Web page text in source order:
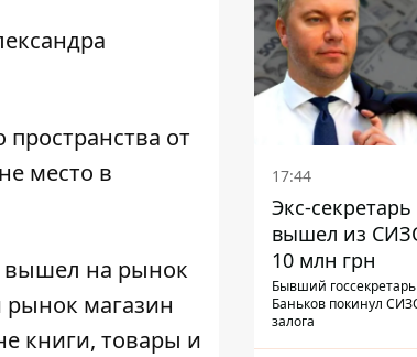
от
место в
вышел на рынок
рынок магазин
книги, товары и
17:44
Экс-
вышел из
10 млн грн
Бывший
Баньков покинул
залога